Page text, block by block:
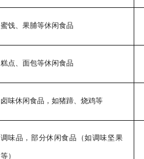
蜜饯、果脯等休闲食品
糕点、面包等休闲食品
卤味休闲食品，如猪蹄、烧鸡等
调味品，部分休闲食品（如调味坚果
等）